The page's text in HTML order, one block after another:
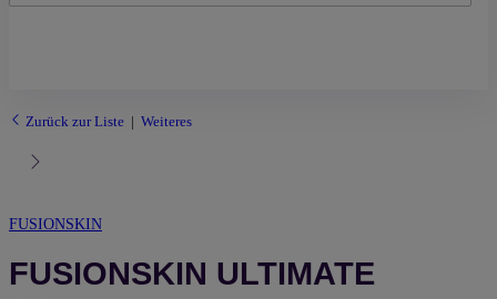
Zurück zur Liste Weiteres
FUSIONSKIN
FUSIONSKIN ULTIMATE